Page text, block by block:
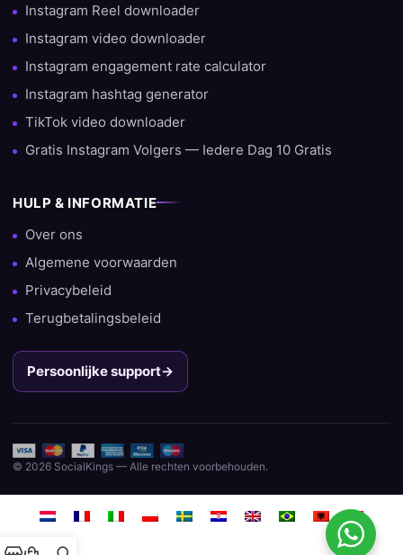
Instagram Reel downloader
Instagram video downloader
Instagram engagement rate calculator
Instagram hashtag generator
TikTok video downloader
Gratis Instagram Volgers — Iedere Dag 10 Gratis
HULP & INFORMATIE
Over ons
Algemene voorwaarden
Privacybeleid
Terugbetalingsbeleid
Persoonlijke support→
© 2026 SocialKings — Alle rechten voorbehouden.